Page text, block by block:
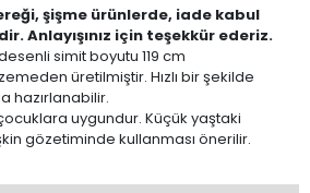
şişme ürünlerde, iade kabul
Anlayışınız için teşekkür ederiz.
simit boyutu 119 cm
üretilmiştir. Hızlı bir şekilde
hazırlanabilir.
uygundur. Küçük yaştaki
gözetiminde kullanması önerilir.